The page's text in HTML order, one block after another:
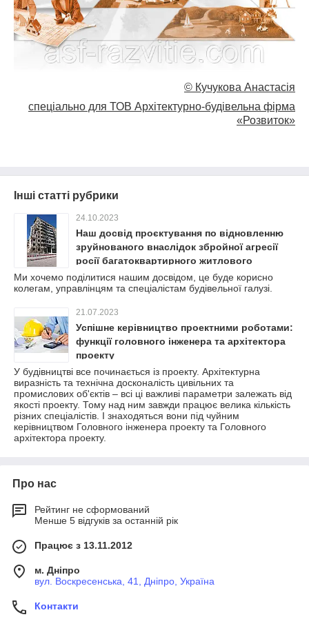
© Кучукова Анастасія
спеціально для ТОВ Архітектурно-будівельна фірма
«Розвиток»
Інші статті рубрики
24.10.2023
Наш досвід проєктування по відновленню
зруйнованого внаслідок збройної агресії
росії багатоквартирного житлового
будинку.
Ми хочемо поділитися нашим досвідом, це буде корисно
колегам, управлінцям та спеціалістам будівельної галузі.
21.07.2023
Успішне керівництво проектними роботами:
функції головного інженера та архітектора
проекту
У будівництві все починається із проекту. Архітектурна
виразність та технічна досконалість цивільних та
промислових об'єктів – всі ці важливі параметри залежать від
якості проекту. Тому над ним завжди працює велика кількість
різних спеціалістів. І знаходяться вони під чуйним
керівництвом Головного інженера проекту та Головного
архітектора проекту.
Про нас
Рейтинг не сформований
Менше 5 відгуків за останній рік
Працює з 13.11.2012
м. Дніпро
вул. Воскресенська, 41, Дніпро, Україна
Контакти